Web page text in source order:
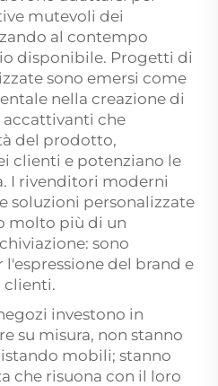
mutevoli dei
al contempo
disponibile. Progetti di
sono emersi come
nella creazione di
che
del prodotto,
clienti e potenziano le
I rivenditori moderni
soluzioni personalizzate
molto più di un
sono
del brand e
clienti.
investono in
su misura, non stanno
mobili; stanno
che risuona con il loro